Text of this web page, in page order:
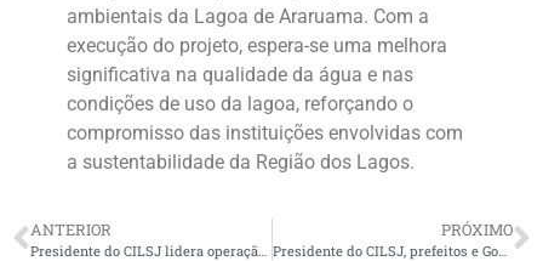
ambientais da Lagoa de Araruama. Com a
execução do projeto, espera-se uma melhora
significativa na qualidade da água e nas
condições de uso da lagoa, reforçando o
compromisso das instituições envolvidas com
a sustentabilidade da Região dos Lagos.
ANTERIOR PRÓXIMO
Presidente do CILSJ, prefeitos e Governo do Estado definem ações emergenciais para revitalização de áreas degradadas da Lagoa de Araruama